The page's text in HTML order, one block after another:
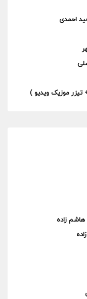
احمدی
تیزر موزیک ویدیو )
زاده